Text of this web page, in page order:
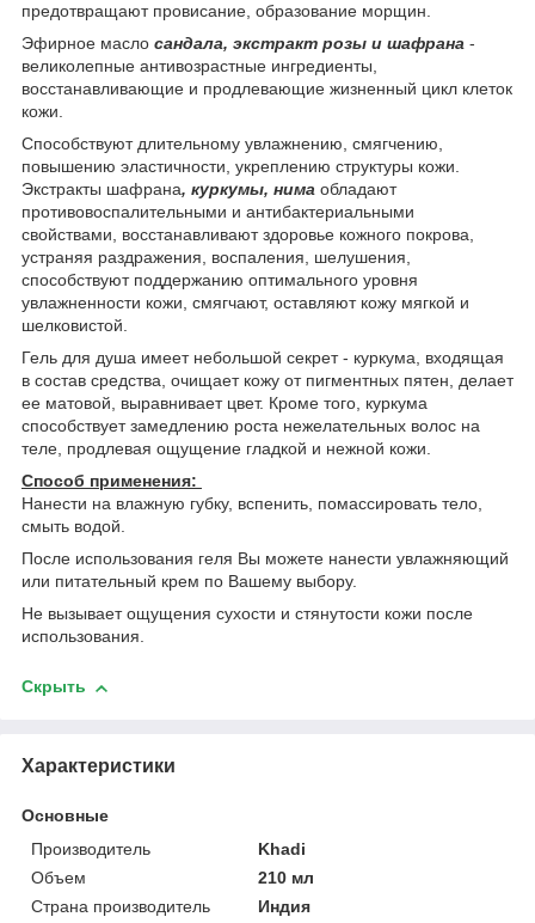
предотвращают провисание, образование морщин.
Эфирное масло сандала, экстракт розы и шафрана -
великолепные антивозрастные ингредиенты,
восстанавливающие и продлевающие жизненный цикл клеток
кожи.
Способствуют длительному увлажнению, смягчению,
повышению эластичности, укреплению структуры кожи.
Экстракты шафрана, куркумы, нима обладают
противовоспалительными и антибактериальными
свойствами, восстанавливают здоровье кожного покрова,
устраняя раздражения, воспаления, шелушения,
способствуют поддержанию оптимального уровня
увлажненности кожи, смягчают, оставляют кожу мягкой и
шелковистой.
Гель для душа имеет небольшой секрет - куркума, входящая
в состав средства, очищает кожу от пигментных пятен, делает
ее матовой, выравнивает цвет. Кроме того, куркума
способствует замедлению роста нежелательных волос на
теле, продлевая ощущение гладкой и нежной кожи.
Способ применения:
Нанести на влажную губку, вспенить, помассировать тело,
смыть водой.
После использования геля Вы можете нанести увлажняющий
или питательный крем по Вашему выбору.
Не вызывает ощущения сухости и стянутости кожи после
использования.
Скрыть
Характеристики
Основные
Производитель
Khadi
Объем
210 мл
Страна производитель
Индия